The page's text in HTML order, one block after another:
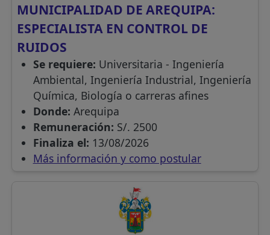
MUNICIPALIDAD DE AREQUIPA:
ESPECIALISTA EN CONTROL DE
RUIDOS
Se requiere: Universitaria - Ingeniería
Ambiental, Ingeniería Industrial, Ingeniería
Química, Biología o carreras afines
Donde: Arequipa
Remuneración: S/. 2500
Finaliza el: 13/08/2026
Más información y como postular